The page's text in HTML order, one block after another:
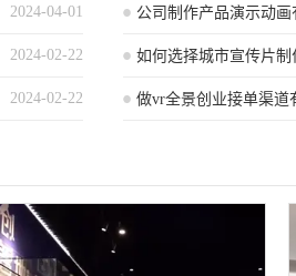
2024-04-01 公司制作产品演示动
演示动画可以获得以
够展示公司的专业性
2024-02-22 如何选择城市宣传片制
2024-02-22 做vr全景创业接单渠道